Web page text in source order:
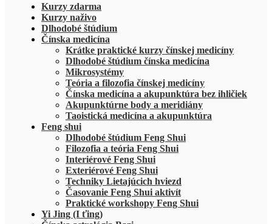
Kurzy zdarma
Kurzy naživo
Dlhodobé štúdium
Čínska medicína
Krátke praktické kurzy čínskej medicíny
Dlhodobé štúdium čínska medicína
Mikrosystémy
Teória a filozofia čínskej medicíny
Čínska medicína a akupunktúra bez ihličiek
Akupunktúrne body a meridiány
Taoistická medicína a akupunktúra
Feng shui
Dlhodobé štúdium Feng Shui
Filozofia a teória Feng Shui
Interiérové Feng Shui
Exteriérové Feng Shui
Techniky Lietajúcich hviezd
Časovanie Feng Shui aktivít
Praktické workshopy Feng Shui
Yi Jing (I ťing)